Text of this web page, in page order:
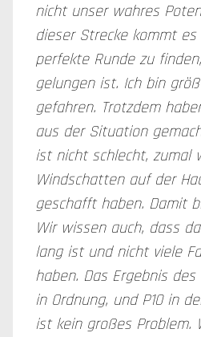
nicht unser wahres
dieser Strecke kommt
perfekte Runde zu
gelungen ist. Ich bin
gefahren. Trotzdem
aus der Situation
ist nicht schlecht, zumal
Windschatten auf der
geschafft haben. Damit
Wir wissen auch, dass
lang ist und nicht viele
haben. Das Ergebnis
in Ordnung, und P10 in
ist kein großes Problem.